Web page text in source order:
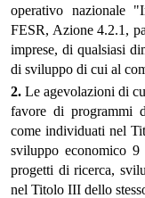
operativo nazionale
FESR, Azione 4.2.1,
imprese, di qualsiasi
di sviluppo di cui al
2. Le agevolazioni di
favore di programmi
come individuati nel
sviluppo economico 9
progetti di ricerca,
nel Titolo III dello